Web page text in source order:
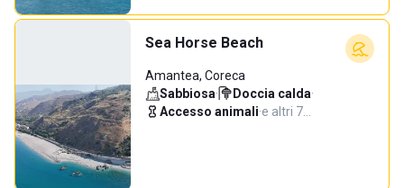
Sea Horse Beach
Amantea, Coreca
Sabbiosa· Doccia calda·
Accesso animali·e altri 7…